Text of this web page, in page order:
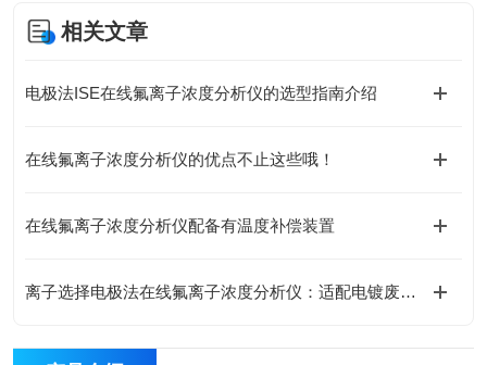
相关文章
电极法ISE在线氟离子浓度分析仪的选型指南介绍
在线氟离子浓度分析仪的优点不止这些哦！
在线氟离子浓度分析仪配备有温度补偿装置
离子选择电极法在线氟离子浓度分析仪：适配电镀废水的原理与运维要点